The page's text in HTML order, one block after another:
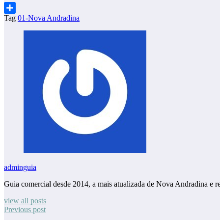
Share
Tag 01-Nova Andradina
adminguia
Guia comercial desde 2014, a mais atualizada de Nova Andradina e
view all posts
Previous post